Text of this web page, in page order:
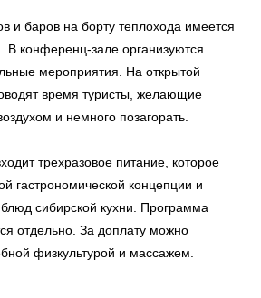
и баров на борту теплохода имеется
В конференц-зале организуются
мероприятия. На открытой
время туристы, желающие
и немного позагорать.
трехразовое питание, которое
гастрономической концепции и
сибирской кухни. Программа
отдельно. За доплату можно
физкультурой и массажем.